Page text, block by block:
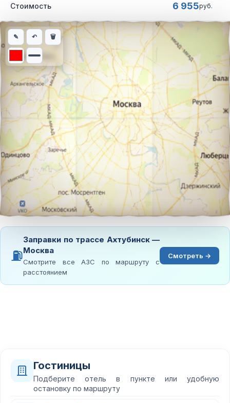
Стоимость 6 955руб.
Интерактивная карта автомобильного маршрута из города
✎ ↶ 🗑
⛽
Заправки по трассе Ахтубинск —
Москва
Смотрите все АЗС по маршруту с
расстоянием
Смотреть →
Гостиницы
Подберите отель в пункте или удобную
остановку по маршруту